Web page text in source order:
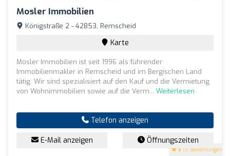
Mosler Immobilien
5 (5 Bewertungen)
Königstraße 2 - 42853, Remscheid
Karte
Mosler Immobilien ist seit 1996 als führender
Immobilienmakler in Remscheid und im Bergischen Land
tätig. Wir sind spezialisiert auf den Kauf und die Vermietung
von Wohnimmobilien sowie auf die Verm... Weiterlesen
Telefon anzeigen
E-Mail anzeigen Öffnungszeiten